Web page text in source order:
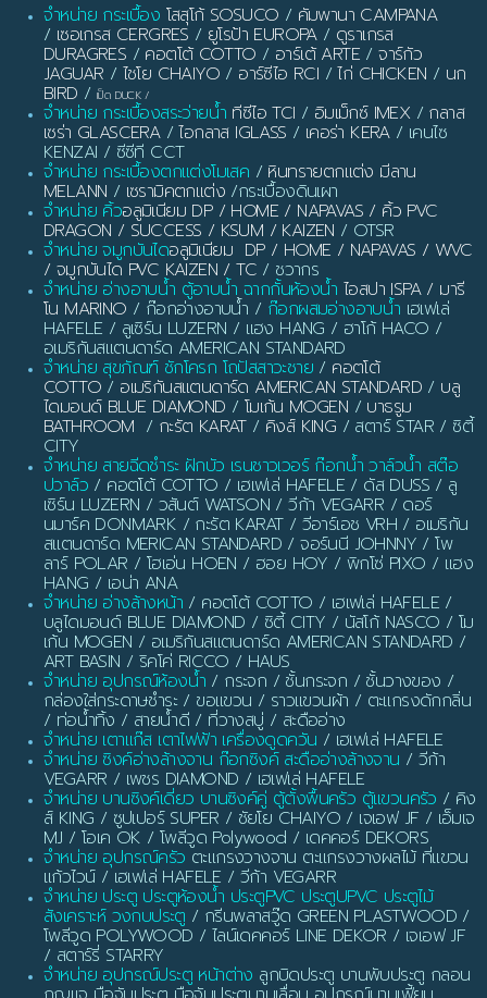
จำหน่าย กระเบื้อง โสสุโก้ SOSUCO / คัมพานา CAMPANA
/ เซอเกรส CERGRES / ยูโรป้า EUROPA/ ดูราเกรส
DURAGRES / คอตโต้ COTTO / อาร์เต้ ARTE /จาร์กัว
JAGUAR / ไชโย CHAIYO / อาร์ซีไอ RCI /ไก่ CHICKEN / นก
BIRD / เป็ด DUCK /
จำหน่าย กระเบื้องสระว่ายน้ำ ทีซีไอ TCI / อิมเม็กซ์ IMEX/ กลาส
เซร่า GLASCERA/ไอกลาส IGLASS / เคอร่า KERA/ เคนไซ
KENZAI / ซีซีที CCT
จำหน่าย กระเบื้องตกแต่งโมเสค / หินทรายตกแต่ง มีลาน
MELANN / เซรามิคตกแต่ง /กระเบื้องดินเผา
จำหน่าย คิ้วอลูมิเนียม DP / HOME / NAPAVAS / คิ้ว PVC
DRAGON / SUCCESS / KSUM / KAIZEN / OTSR
จำหน่าย จมูกบันไดอลูมิเนียม DP / HOME / NAPAVAS / WVC
/ จมูกบันได PVC KAIZEN / TC / ชวากร
จำหน่าย อ่างอาบน้ำ ตู้อาบน้ำ ฉากกั้นห้องน้ำ ไอสปา ISPA / มารี
โน MARINO / ก๊อกอ่างอาบน้ำ / ก๊อกผสมอ่างอาบน้ำ เฮเฟเล่
HAFELE / ลูเซิร์น LUZERN / แฮง HANG / ฮาโก้ HACO /
อเมริกันสแตนดาร์ด AMERICAN STANDARD
จำหน่าย สุขภัณฑ์ ชักโครก โถปัสสาวะชาย / คอตโต้
COTTO / อเมริกันสแตนดาร์ด AMERICAN STANDARD / บลู
ไดมอนด์ BLUE DIAMOND / โมเก้น MOGEN / บาธรูม
BATHROOM / กะรัต KARAT/ คิงส์ KING / สตาร์ STAR / ซิตี้
CITY
จำหน่าย สายฉีดชำระ ฝักบัว เรนชาวเวอร์ ก๊อกน้ำ วาล์วน้ำ สต๊อ
ปวาล์ว / คอตโต้ COTTO / เฮเฟเล่ HAFELE / ดัส DUSS / ลู
เซิร์น LUZERN / วสันต์ WATSON / วีก้า VEGARR / ดอร์
นมาร์ค DONMARK / กะรัต KARAT / วีอาร์เอช VRH / อเมริกัน
สแตนดาร์ด MERICAN STANDARD / จอร์นนี JOHNNY / โพ
ลาร์ POLAR / โฮเอ่น HOEN / ฮอย HOY / พิกโซ่ PIXO / แฮง
HANG / เอน่า ANA
จำหน่าย อ่างล้างหน้า / คอตโต้ COTTO / เฮเฟเล่ HAFELE /
บลูไดมอนด์ BLUE DIAMOND / ซิตี้ CITY / นัสโก้ NASCO / โม
เก้น MOGEN / อเมริกันสแตนดาร์ด AMERICAN STANDARD /
ART BASIN / ริคโค่ RICCO / HAUS
จำหน่าย อุปกรณ์ห้องน้ำ / กระจก / ชั้นกระจก / ชั้นวางของ /
กล่องใส่กระดาษชำระ / ขอแขวน / ราวแขวนผ้า / ตะแกรงดักกลิ่น
/ ท่อน้ำทิ้ง / สายน้ำดี / ที่วางสบู่ / สะดืออ่าง
จำหน่าย เตาแก๊ส เตาไฟฟ้า เครื่องดูดควัน / เฮเฟเล่ HAFELE
จำหน่าย ซิงค์อ่างล้างจาน ก๊อกซิงค์ สะดืออ่างล้างจาน / วีก้า
VEGARR / เพชร DIAMOND / เฮเฟเล่ HAFELE
จำหน่าย บานซิงค์เดี่ยว บานซิงค์คู่ ตู้ตั้งพื้นครัว ตู้แขวนครัว / คิง
ส์ KING / ซูปเปอร์ SUPER / ชัยโย CHAIYO / เจเอฟ JF / เอ็มเจ
MJ / โอเค OK / โพลีวูด Polywood / เดคคอร์ DEKORS
จำหน่าย อุปกรณ์ครัว ตะแกรงวางจาน ตะแกรงวางผลไม้ ที่แขวน
แก้วไวน์ / เฮเฟเล่ HAFELE / วีก้า VEGARR
จำหน่าย ประตู ประตูห้องน้ำ ประตูPVC ประตูUPVC ประตูไม้
สังเคราะห์ วงกบประตู / กรีนพลาสวู๊ด GREEN PLASTWOOD /
โพลีวูด POLYWOOD / ไลน์เดคคอร์ LINE DEKOR / เจเอฟ JF
/ สตาร์รี่ STARRY
จำหน่าย อุปกรณ์ประตู หน้าต่าง ลูกบิดประตู บานพับประตู กลอน